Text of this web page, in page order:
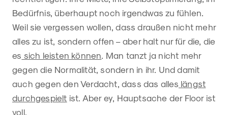
Bedürfnis, überhaupt noch irgendwas zu fühlen.
Weil sie vergessen wollen, dass draußen nicht mehr
alles zu ist, sondern offen – aber halt nur für die, die
es sich leisten können . Man tanzt ja nicht mehr
gegen die Normalität, sondern in ihr. Und damit
auch gegen den Verdacht, dass das alles längst
durchgespielt ist. Aber ey, Hauptsache der Floor ist
voll.